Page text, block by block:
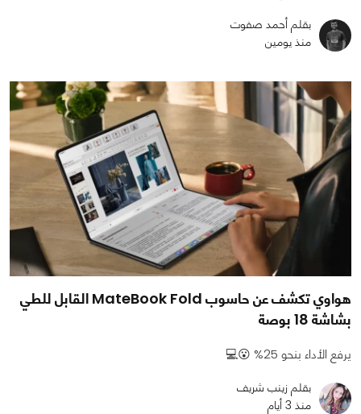
بقلم أحمد صفوت
منذ يومين
هواوي تكشف عن حاسوب MateBook Fold القابل للطي
بشاشة 18 بوصة
يرفع الأداء بنحو 25% 😮💻
بقلم زينب شريف
منذ 3 أيام